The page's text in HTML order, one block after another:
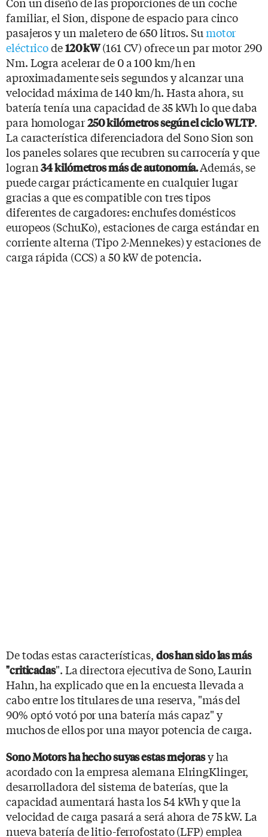
familiar, el Sion, dispone de espacio para cinco
pasajeros y un maletero de 650 litros. Sumotor
eléctricode120 kW(161 CV) ofrece un par motor 290
Nm. Logra acelerar de 0 a 100 km/h en
aproximadamente seis segundos y alcanzar una
velocidad máxima de 140 km/h. Hasta ahora, su
batería tenía una capacidad de 35 kWh lo que daba
para homologar250 kilómetros según el ciclo WLTP.
La característica diferenciadora del Sono Sion son
los paneles solares que recubren su carrocería y que
logran34 kilómetros más de autonomía.Además, se
puede cargar prácticamente en cualquier lugar
gracias a que es compatible con tres tipos
diferentes de cargadores: enchufes domésticos
europeos (SchuKo), estaciones de carga estándar en
corriente alterna (Tipo 2-Mennekes) y estaciones de
carga rápida (CCS) a 50 kW de potencia.
De todas estas características, dos han sido las más
"criticadas". La directora ejecutiva de Sono, Laurin
Hahn, ha explicado que en la encuesta llevada a
cabo entre los titulares de una reserva, "más del
90% optó votó por una batería más capaz" y
muchos de ellos por una mayor potencia de carga.
Sono Motors ha hecho suyas estas mejorasy ha
acordado con la empresa alemana ElringKlinger,
desarrolladora del sistema de baterías, que la
capacidad aumentará hasta los 54 kWh y que la
velocidad de carga pasará a será ahora de 75 kW. La
nueva batería de litio-ferrofostato (LFP) emplea